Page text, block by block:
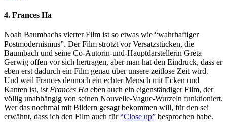
4. Frances Ha
Noah Baumbachs vierter Film ist so etwas wie “wahrhaftiger
Postmodernismus”. Der Film strotzt vor Versatzstücken, die
Baumbach und seine Co-Autorin-und-Hauptdarstellerin Greta
Gerwig offen vor sich hertragen, aber man hat den Eindruck, dass er
eben erst dadurch ein Film genau über unsere zeitlose Zeit wird.
Und weil Frances dennoch ein echter Mensch mit Ecken und
Kanten ist, ist Frances Ha eben auch ein eigenständiger Film, der
völlig unabhängig von seinen Nouvelle-Vague-Wurzeln funktioniert.
Wer das nochmal mit Bildern gesagt bekommen will, für den sei
erwähnt, dass ich den Film auch für“Close up” besprochen habe.